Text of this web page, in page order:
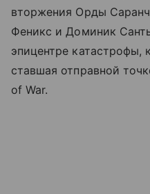
вторжения Орды
Феникс и Доминик
эпицентре катастрофы,
ставшая отправной
of War.